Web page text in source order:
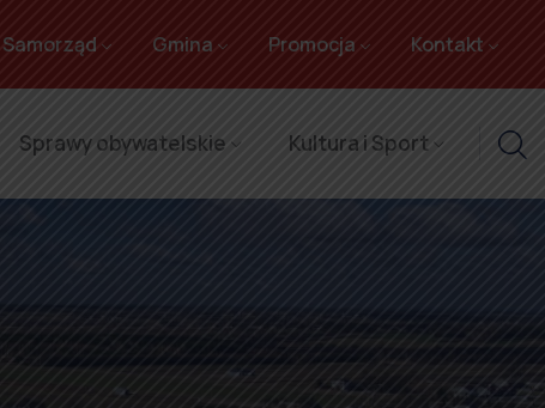
Samorząd Gmina Promocja Kontakt
Sprawy obywatelskie Kultura i Sport